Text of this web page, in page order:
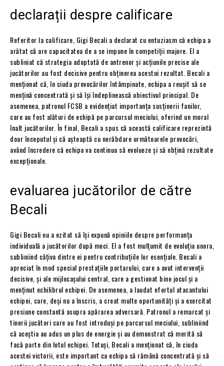
declarații despre calificare
Referitor la calificare, Gigi Becali a declarat cu entuziasm că echipa a
arătat că are capacitatea de a se impune în competiții majore. El a
subliniat că strategia adoptată de antrenor și acțiunile precise ale
jucătorilor au fost decisive pentru obținerea acestui rezultat. Becali a
menționat că, în ciuda provocărilor întâmpinate, echipa a reușit să se
mențină concentrată și să își îndeplinească obiectivul principal. De
asemenea, patronul FCSB a evidențiat importanța susținerii fanilor,
care au fost alături de echipă pe parcursul meciului, oferind un moral
înalt jucătorilor. În final, Becali a spus că această calificare reprezintă
doar începutul și că așteaptă cu nerăbdare următoarele provocări,
având încredere că echipa va continua să evolueze și să obțină rezultate
excepționale.
evaluarea jucătorilor de către
Becali
Gigi Becali nu a ezitat să își expună opiniile despre performanța
individuală a jucătorilor după meci. El a fost mulțumit de evoluția unora,
subliniind câțiva dintre ei pentru contribuțiile lor esențiale. Becali a
apreciat în mod special prestațiile portarului, care a avut intervenții
decisive, și ale mijlocașului central, care a gestionat bine jocul și a
menținut echilibrul echipei. De asemenea, a laudat efortul atacantului
echipei, care, deși nu a înscris, a creat multe oportunități și a exercitat
presiune constantă asupra apărarea adversară. Patronul a remarcat și
tinerii jucători care au fost introduși pe parcursul meciului, subliniind
că aceștia au adus un plus de energie și au demonstrat că merită să
facă parte din lotul echipei. Totuși, Becali a menționat că, în ciuda
acestei victorii, este important ca echipa să rămână concentrată și să